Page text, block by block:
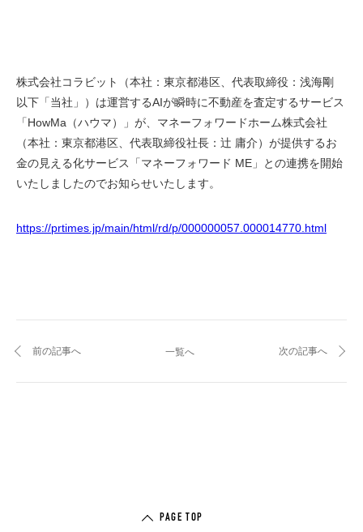
株式会社コラビット（本社：東京都港区、代表取締役：浅海剛
以下「当社」）は運営するAIが瞬時に不動産を査定するサービス
「HowMa（ハウマ）」が、マネーフォワードホーム株式会社
（本社：東京都港区、代表取締役社長：辻 庸介）が提供するお
金の見える化サービス「マネーフォワード ME」との連携を開始
いたしましたのでお知らせいたします。
https://prtimes.jp/main/html/rd/p/000000057.000014770.html
前の記事へ 一覧へ 次の記事へ
PAGE TOP